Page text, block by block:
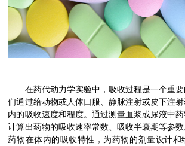
在药代动力学实验中，吸收过程是一个重要
们通过给动物或人体口服、静脉注射或皮下注
内的吸收速度和程度。通过测量血浆或尿液中药
计算出药物的吸收速率常数、吸收半衰期等参数
药物在体内的吸收特性，为药物的剂量设计和